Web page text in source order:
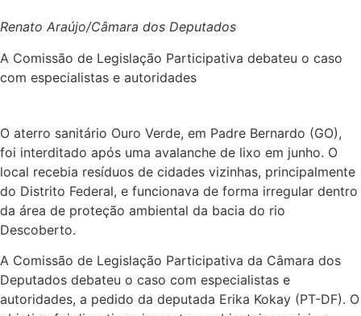
Renato Araújo/Câmara dos Deputados
A Comissão de Legislação Participativa debateu o caso
com especialistas e autoridades
O aterro sanitário Ouro Verde, em Padre Bernardo (GO),
foi interditado após uma avalanche de lixo em junho. O
local recebia resíduos de cidades vizinhas, principalmente
do Distrito Federal, e funcionava de forma irregular dentro
da área de proteção ambiental da bacia do rio
Descoberto.
A Comissão de Legislação Participativa da Câmara dos
Deputados debateu o caso com especialistas e
autoridades, a pedido da deputada Erika Kokay (PT-DF). O